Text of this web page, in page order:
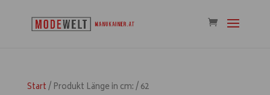
Start/ Produkt Länge in cm: / 62